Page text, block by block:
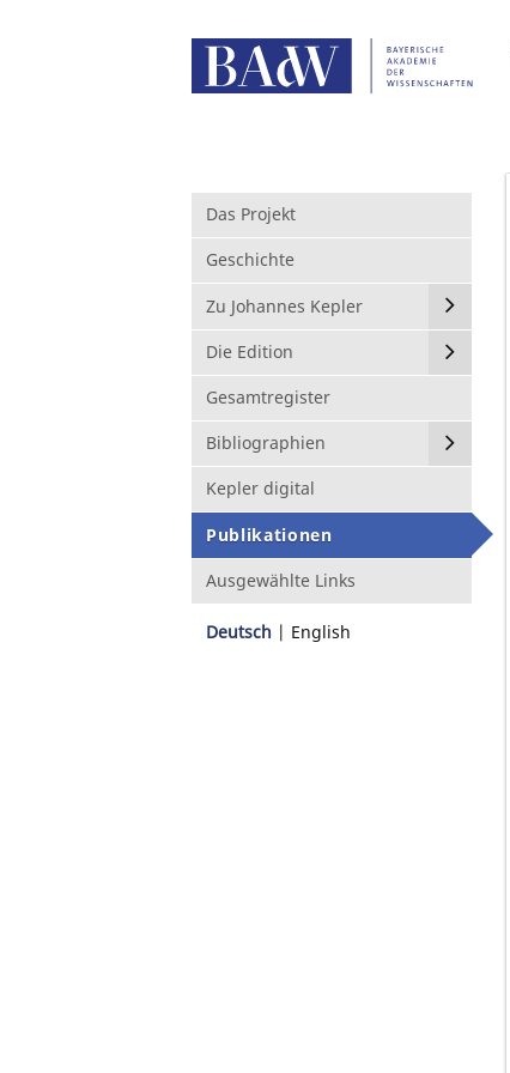
Das Projekt
Geschichte
Zu Johannes Kepler
Die Edition
Gesamtregister
Bibliographien
Kepler digital
Publikationen
Ausgewählte Links
Deutsch English